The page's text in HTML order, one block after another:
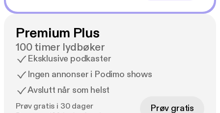
Premium Plus
100 timer lydbøker
Eksklusive podkaster
Ingen annonser i Podimo shows
Avslutt når som helst
Prøv gratis i 30 dager
Prøv gratis